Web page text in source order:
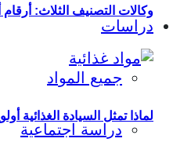
دراسات
جميع المواد
دراسة اجتماعية
وكالات التصنيف الثلاث:
لماذا تمثل السيادة الغذائية